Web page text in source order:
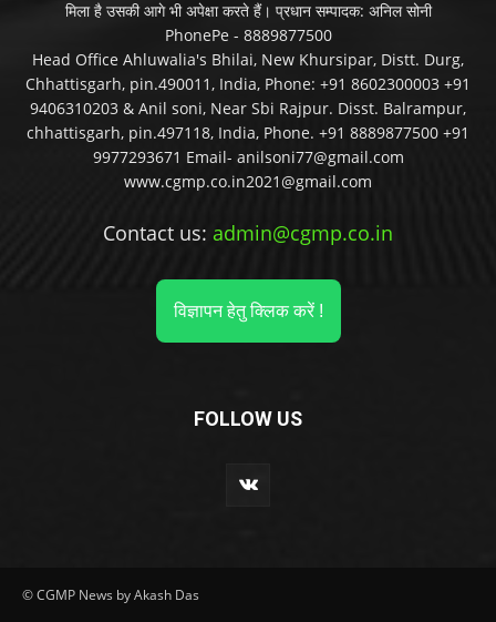
मिला है उसकी आगे भी अपेक्षा करते हैं। प्रधान सम्पादक: अनिल सोनी
PhonePe - 8889877500
Head Office Ahluwalia's Bhilai, New Khursipar, Distt. Durg,
Chhattisgarh, pin.490011, India, Phone: +91 8602300003 +91
9406310203 & Anil soni, Near Sbi Rajpur. Disst. Balrampur,
chhattisgarh, pin.497118, India, Phone. +91 8889877500 +91
9977293671 Email- anilsoni77@gmail.com
www.cgmp.co.in2021@gmail.com
Contact us: admin@cgmp.co.in
विज्ञापन हेतु क्लिक करें !
FOLLOW US
© CGMP News by Akash Das